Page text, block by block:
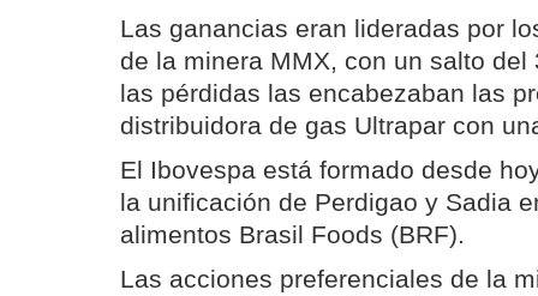
Las ganancias eran lideradas por
de la minera MMX, con un salto del
las pérdidas las encabezaban las
distribuidora de gas Ultrapar con
El Ibovespa está formado desde
la unificación de Perdigao y Sadia
alimentos Brasil Foods (BRF).
Las acciones preferenciales de la